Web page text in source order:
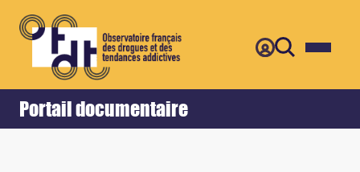
Portail documentaire
Accueil Retour